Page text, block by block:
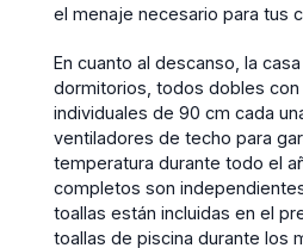
el menaje necesario para tus
En cuanto al descanso, la
dormitorios, todos dobles con
individuales de 90 cm cada
ventiladores de techo para
temperatura durante todo el
completos son
toallas están incluidas en el
toallas de piscina durante los